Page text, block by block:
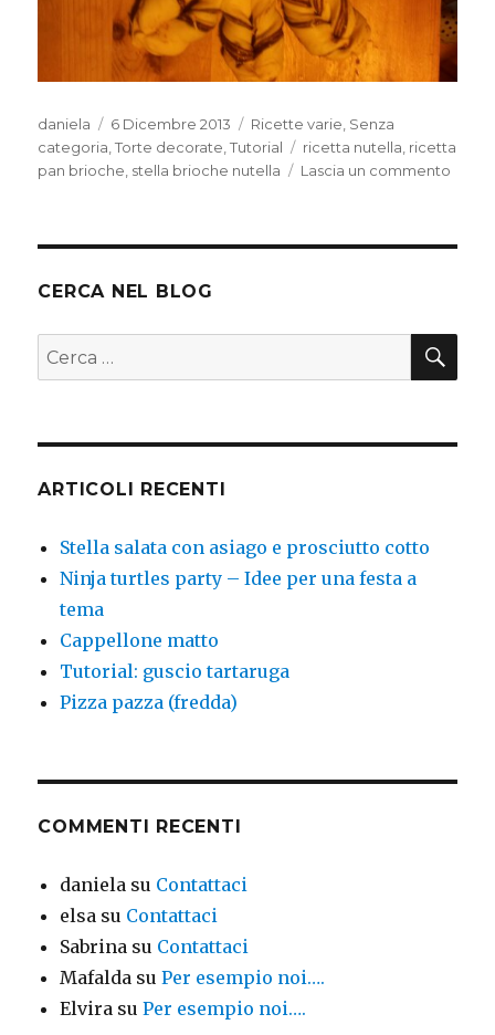
Autore
daniela
Pubblicato
il
6 Dicembre 2013 Categorie
Ricette varie Senza
categoria ,Torte decorate ,Tutorial Tag
ricetta nutella ricetta
pan brioche stella brioche nutella Lascia un commento
CERCA NEL BLOG
Cerca:
ARTICOLI RECENTI
Stella salata con asiago e prosciutto cotto
Ninja turtles party – Idee per una festa a
tema
Cappellone matto
Tutorial: guscio tartaruga
Pizza pazza (fredda)
COMMENTI RECENTI
daniela su Contattaci
elsa su Contattaci
Sabrina su Contattaci
Mafalda suPer esempio noi….
Elvira suPer esempio noi….